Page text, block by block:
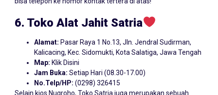
6. Toko Alat Jahit Satria
Alamat: Pasar Raya 1 No.13, Jln. Jendral Sudirman,
Kalicacing, Kec. Sidomukti, Kota Salatiga, Jawa Tengah
Map: Klik Disini
Jam Buka: Setiap Hari (08.30-17.00)
No.Telp/HP: (0298) 326415
Selain kios Nugroho, Toko Satria juga merupakan sebuah